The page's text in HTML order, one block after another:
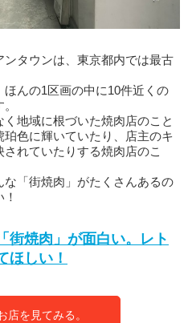
ンタウンは、東京都内では最古
んの1区画の中に10件近くの
く地域に根づいた焼肉店のこと
色に輝いていたり、店主のキ
れていたりする焼肉店のこ
「街焼肉」がたくさんあるの
街焼肉」が面白い。レト
ほしい！
店を見てみる。